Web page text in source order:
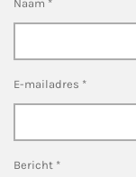
Naam *
E-mailadres *
Bericht *